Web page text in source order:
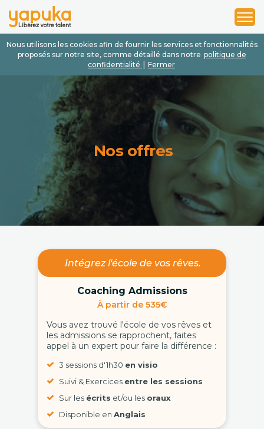
Nous utilisons les cookies afin de fournir les services et fonctionnalités
proposés sur notre site, comme détaillé dans notre politique de
confidentialité
Fermer
1
2
3
Nos offres
Intégrez l'école de vos rêves.
Coaching Admissions
À partir de 535€
Vous avez trouvé l'école de vos rêves et
les admissions se rapprochent, faites
appel à un expert pour faire la différence :
3 sessions d'1h30 en visio
Suivi & Exercices entre les sessions
Sur les écrits et/ou les oraux
Disponible en Anglais